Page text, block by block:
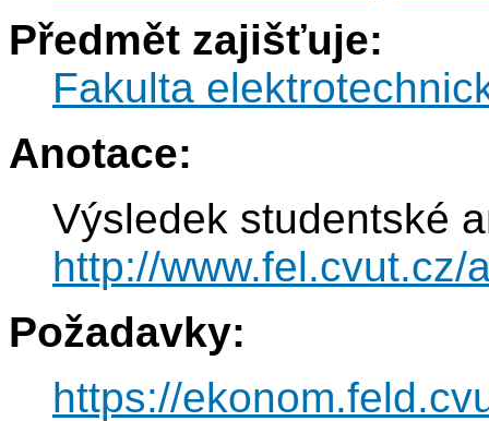
Předmět zajišťuje:
Fakulta
Anotace:
Výsledek studentské
http://www.fel.cvut.cz/
Požadavky:
https://